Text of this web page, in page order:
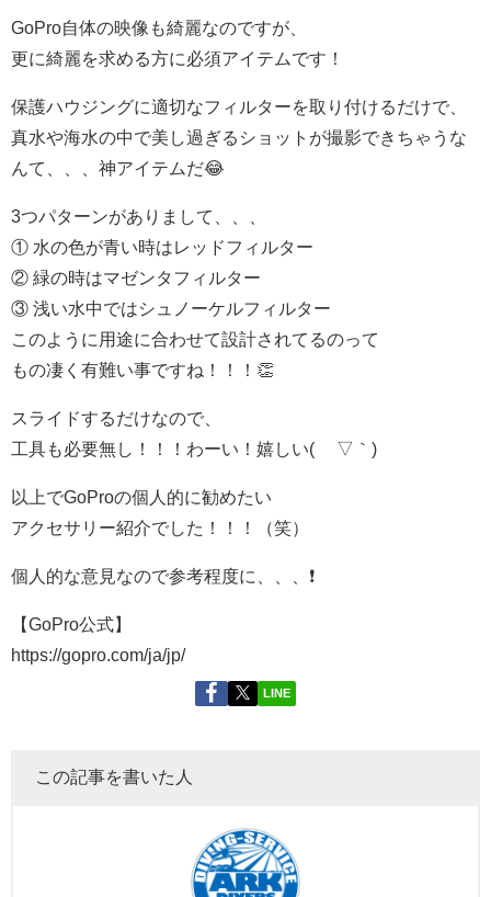
GoPro自体の映像も綺麗なのですが、
更に綺麗を求める方に必須アイテムです！
保護ハウジングに適切なフィルターを取り付けるだけで、
真水や海水の中で美し過ぎるショットが撮影できちゃうな
んて、、、神アイテムだ😂
3つパターンがありまして、、、
① 水の色が青い時はレッドフィルター
② 緑の時はマゼンタフィルター
③ 浅い水中ではシュノーケルフィルター
このように用途に合わせて設計されてるのって
もの凄く有難い事ですね！！！👏
スライドするだけなので、
工具も必要無し！！！わーい！嬉しい( ´▽｀)
以上でGoProの個人的に勧めたい
アクセサリー紹介でした！！！（笑）
個人的な意見なので参考程度に、、、❗️
【GoPro公式】
https://gopro.com/ja/jp/
LINE
この記事を書いた人